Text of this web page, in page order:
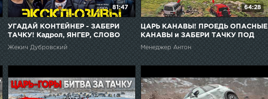
81:47
УГАДАЙ КОНТЕЙНЕР - ЗАБЕРИ
ТАЧКУ! Кадрол, ЯНГЕР, СЛОВО
ПАЦАНА, Булкин, Ярдрей,
Глазунов, ГУДИ
Жекич Дубровский
64:28
ЦАРЬ КАНАВЫ! ПРОЕДЬ ОПАСНЫЕ
КАНАВЫ и ЗАБЕРИ ТАЧКУ ПОД
ЧЕХЛОМ
Менеджер Антон